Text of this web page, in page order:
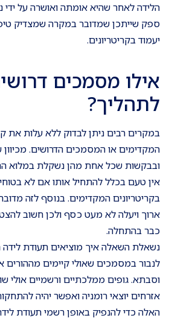
הלידה לאחר שהיא אומתה ואושרה על ידי
ספק שייתכן שמדובר במקרה שמצדיק
יעמוד בקריטריונים.
אילו מסמכים
לתהליך?
במקרים רבים ניתן לבדוק ללא עלות את
המקדימים או המסמכים הדרושים. מכיוון
ובבקשות שכל אחת מהן נשקלת במלוא
אין טעם בכלל להתחיל אותו אם לא
בקריטריונים המקדימים. בנוסף לזה
ארוך ויעלה לא מעט כסף ולכן חשוב
כבר בהתחלה.
נשאלת השאלה איך מוציאים תעודת לידה
לנבור במסמכים שאולי קיימים מההורים
וסבתא. גופים ממלכתיים ורשמיים אולי
אזרחים יוצאי רומניה ואפשר יהיה
האלה כדי להנפיק באופן רשמי תעודת